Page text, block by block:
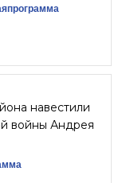
навестили
войны Андрея